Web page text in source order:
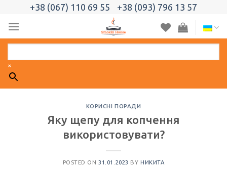
content
+38 (067) 110 69 55 +38 (093) 796 13 57
×
КОРИСНІ ПОРАДИ
Яку щепу для копчення
використовувати?
POSTED ON31.01.2023 BYНИКИТА